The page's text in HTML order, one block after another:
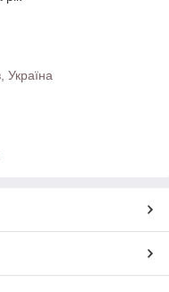
Україна